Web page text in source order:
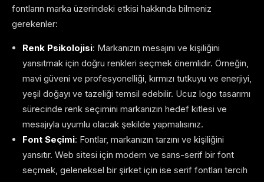
fontların marka üzerindeki etkisi hakkında bilmeniz
gerekenler:
Renk Psikolojisi: Markanızın mesajını ve kişiliğini
yansıtmak için doğru renkleri seçmek önemlidir. Örneğin,
mavi güveni ve profesyonelliği, kırmızı tutkuyu ve enerjiyi,
yeşil doğayı ve tazeliği temsil edebilir. Ucuz logo tasarımı
sürecinde renk seçimini markanızın hedef kitlesi ve
mesajıyla uyumlu olacak şekilde yapmalısınız.
Font Seçimi: Fontlar, markanızın tarzını ve kişiliğini
yansıtır. Web sitesi için modern ve sans-serif bir font
seçmek, geleneksel bir şirket için ise serif fontları tercih